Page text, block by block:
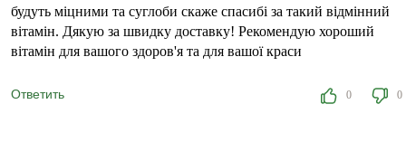
будуть міцними та суглоби скаже спасибі за такий відмінний
вітамін. Дякую за швидку доставку! Рекомендую хороший
вітамін для вашого здоров'я та для вашої краси
Ответить 0 0